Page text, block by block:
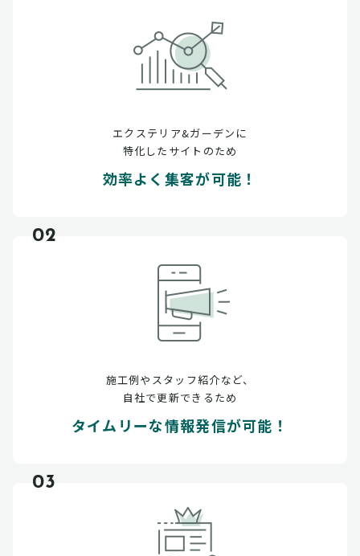
エクステリア&ガーデンに
特化したサイトのため
効率よく集客が可能！
02
施工例やスタッフ紹介など、
自社で更新できるため
タイムリーな情報発信が可能！
03